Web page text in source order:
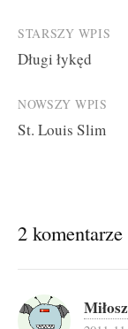
Post
navigation
STARSZY WPIS
Długi łykęd
NOWSZY WPIS
St. Louis Slim
2 komentarze
Miłosz